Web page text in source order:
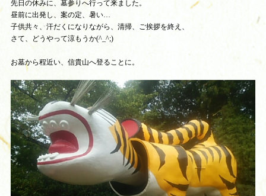
先日の休みに、墓参りへ行って来ました。
昼前に出発し、案の定、暑い…
子供共々、汗だくになりながら、清掃、ご挨拶を終え、
さて、どうやって涼もうか(^_^;)
お墓から程近い、信貴山へ登ることに。